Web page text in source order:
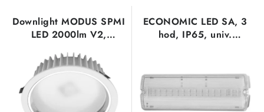
SVÍTIDLA interiérová
SVÍTIDLA technická
NÁŘADÍ
p
u
í
d
Downlight MODUS SPMI
LED 2000lm V2,
nestmívatelné, opálový
kryt, bílý r
ECONOMIC LED SA, 3
hod, IP65, univ.